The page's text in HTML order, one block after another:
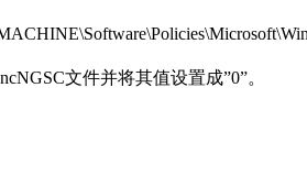
文件并将其值设置成”0”。